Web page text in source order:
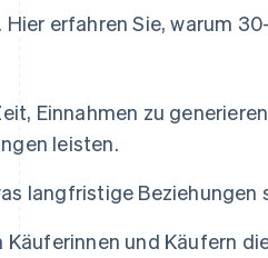
erfahren Sie, warum
Einnahmen zu
leisten.
langfristige Beziehungen
Käuferinnen und Käufern